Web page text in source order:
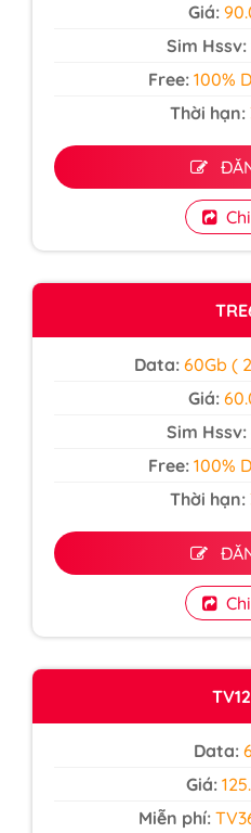
Giá:
Sim Hssv:
Free:100%
Thời hạn:
Data: 60Gb (
Giá:
Sim Hssv:
Free:100%
Thời hạn:
Data:
Giá:
Miễn phí: